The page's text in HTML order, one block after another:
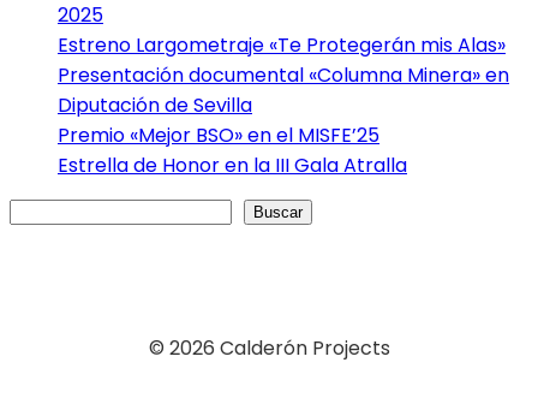
2025
Estreno Largometraje «Te Protegerán mis Alas»
Presentación documental «Columna Minera» en
Diputación de Sevilla
Premio «Mejor BSO» en el MISFE’25
Estrella de Honor en la III Gala Atralla
Buscar
© 2026 Calderón Projects